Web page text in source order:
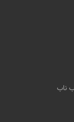
ناب